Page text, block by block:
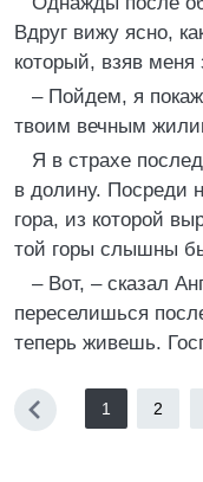
Вдруг вижу ясно,
который, взяв меня
– Пойдем, я
твоим вечным
Я в страхе
в долину. Посреди
гора, из которой
той горы слышны
– Вот, – сказал
переселишься
теперь живешь.
1 2